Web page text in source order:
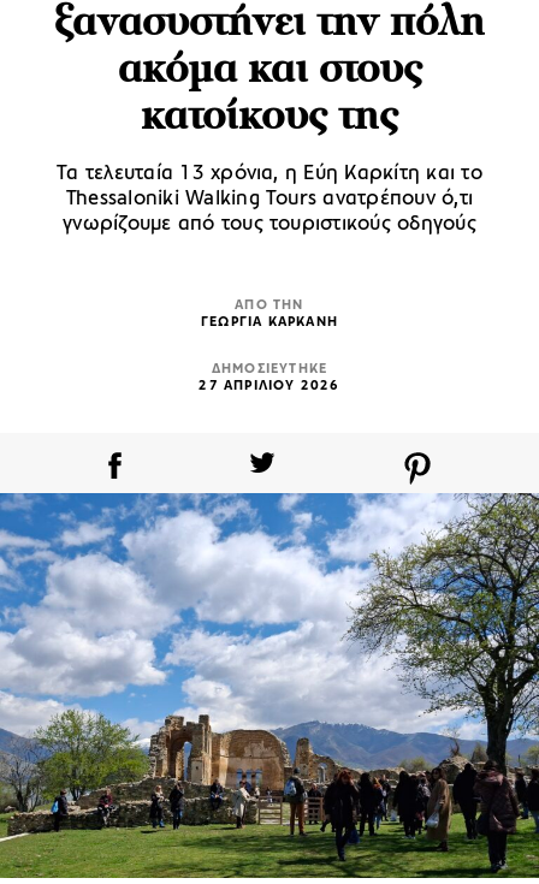
ξανασυστήνει την πόλη
ακόμα και στους
κατοίκους της
Τα τελευταία 13 χρόνια, η Εύη Καρκίτη και το
Thessaloniki Walking Tours ανατρέπουν ό,τι
γνωρίζουμε από τους τουριστικούς οδηγούς
ΑΠΟ ΤΗΝ
ΓΕΩΡΓΙΑ ΚΑΡΚΑΝΗ
ΔΗΜΟΣΙΕΥΤΗΚΕ
27 ΑΠΡΙΛΙΟΥ 2026